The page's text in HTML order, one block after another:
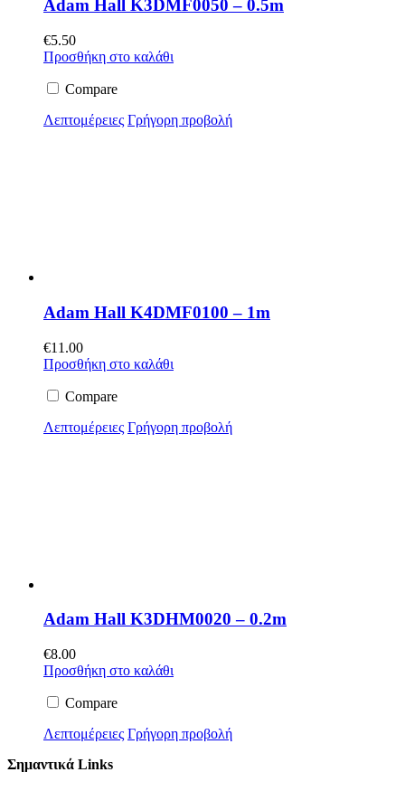
Adam Hall K3DMF0050 – 0.5m
€5.50
Προσθήκη στο καλάθι
Compare
Λεπτομέρειες Γρήγορη προβολή
Adam Hall K4DMF0100 – 1m
€11.00
Προσθήκη στο καλάθι
Compare
Λεπτομέρειες Γρήγορη προβολή
Adam Hall K3DHM0020 – 0.2m
€8.00
Προσθήκη στο καλάθι
Compare
Λεπτομέρειες Γρήγορη προβολή
Σημαντικά Links